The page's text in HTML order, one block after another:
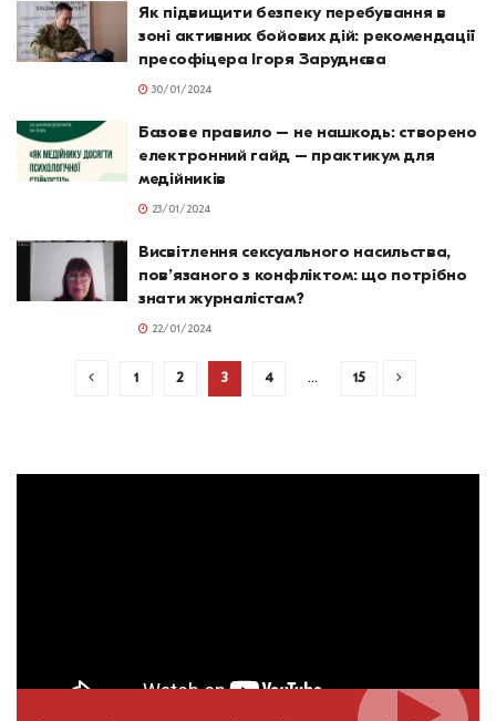
Як підвищити безпеку перебування в
зоні активних бойових дій: рекомендації
пресофіцера Ігоря Заруднєва
30/01/2024
Базове правило – не нашкодь: створено
електронний гайд – практикум для
медійників
23/01/2024
Висвітлення сексуального насильства,
повʼязаного з конфліктом: що потрібно
знати журналістам?
22/01/2024
1 2 3 4 … 15